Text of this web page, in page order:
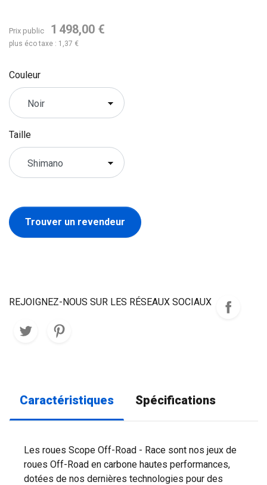
Prix public 1 498,00 €
plus éco taxe : 1,37 €
Couleur
Taille
Trouver un revendeur
REJOIGNEZ-NOUS SUR LES RÉSEAUX SOCIAUX
Caractéristiques Spécifications
Les roues Scope Off-Road - Race sont nos jeux de
roues Off-Road en carbone hautes performances,
dotées de nos dernières technologies pour des